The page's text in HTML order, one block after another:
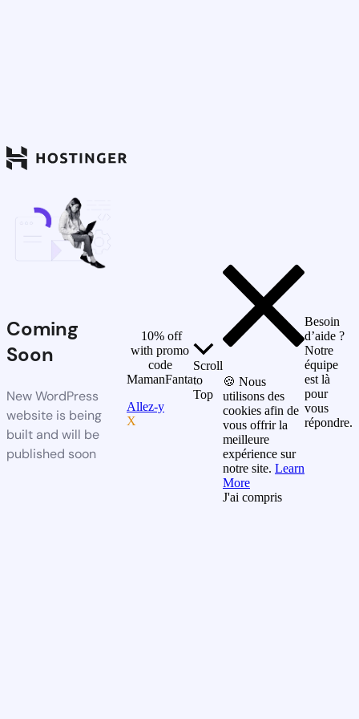
Coming
Soon
New WordPress
website is being
built and will be
published soon
10% off
with promo
code
MamanFanta
Allez-y
X
Scroll
to
Top
🍪 Nous
utilisons des
cookies afin de
vous offrir la
meilleure
expérience sur
notre site. Learn
More
J'ai compris
Besoin
d’aide ?
Notre
équipe
est là
pour
vous
répondre.